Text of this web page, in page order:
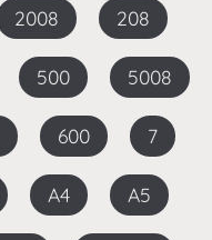
2008 208
500 5008
600 7
A4 A5